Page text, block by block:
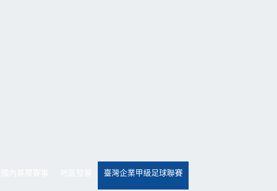
臺灣企業甲級足球聯賽